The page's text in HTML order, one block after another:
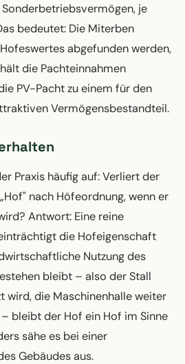
je
bedeutet: Die Miterben
abgefunden werden,
die Pachteinnahmen
PV-Pacht zu einem für den
Vermögensbestandteil.
Praxis häufig auf: Verliert der
nach Höfeordnung, wenn er
Antwort: Eine reine
die Hofeigenschaft
Nutzung des
bleibt – also der Stall
wird, die Maschinenhalle weiter
bleibt der Hof ein Hof im Sinne
sähe es bei einer
Gebäudes aus.